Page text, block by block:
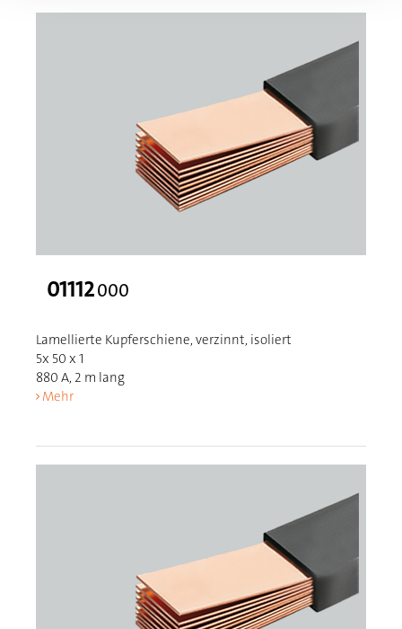
01112000
Lamellierte Kupferschiene, verzinnt, isoliert
5x 50 x 1
880 A, 2 m lang
Mehr